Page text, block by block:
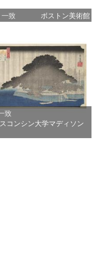
致 ボストン美術館
致
コンシン大学マディソン